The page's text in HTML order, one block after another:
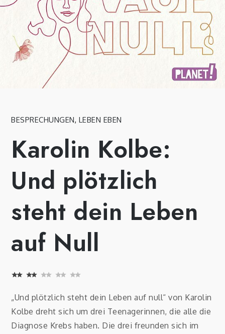
BESPRECHUNGEN, LEBEN EBEN
Karolin Kolbe:
Und plötzlich
steht dein Leben
auf Null
⭐ ⭐
„Und plötzlich steht dein Leben auf null“ von Karolin
Kolbe dreht sich um drei Teenagerinnen, die alle die
Diagnose Krebs haben. Die drei freunden sich im